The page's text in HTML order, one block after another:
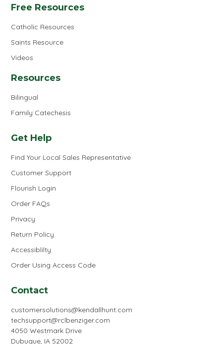
Free Resources
Catholic Resources
Saints Resource
Videos
Resources
Bilingual
Family Catechesis
Get Help
Find Your Local Sales Representative
Customer Support
Flourish Login
Order FAQs
Privacy
Return Policy
Accessiblilty
Order Using Access Code
Contact
customersolutions@kendallhunt.com
techsupport@rclbenziger.com
4050 Westmark Drive
Dubuque, IA 52002